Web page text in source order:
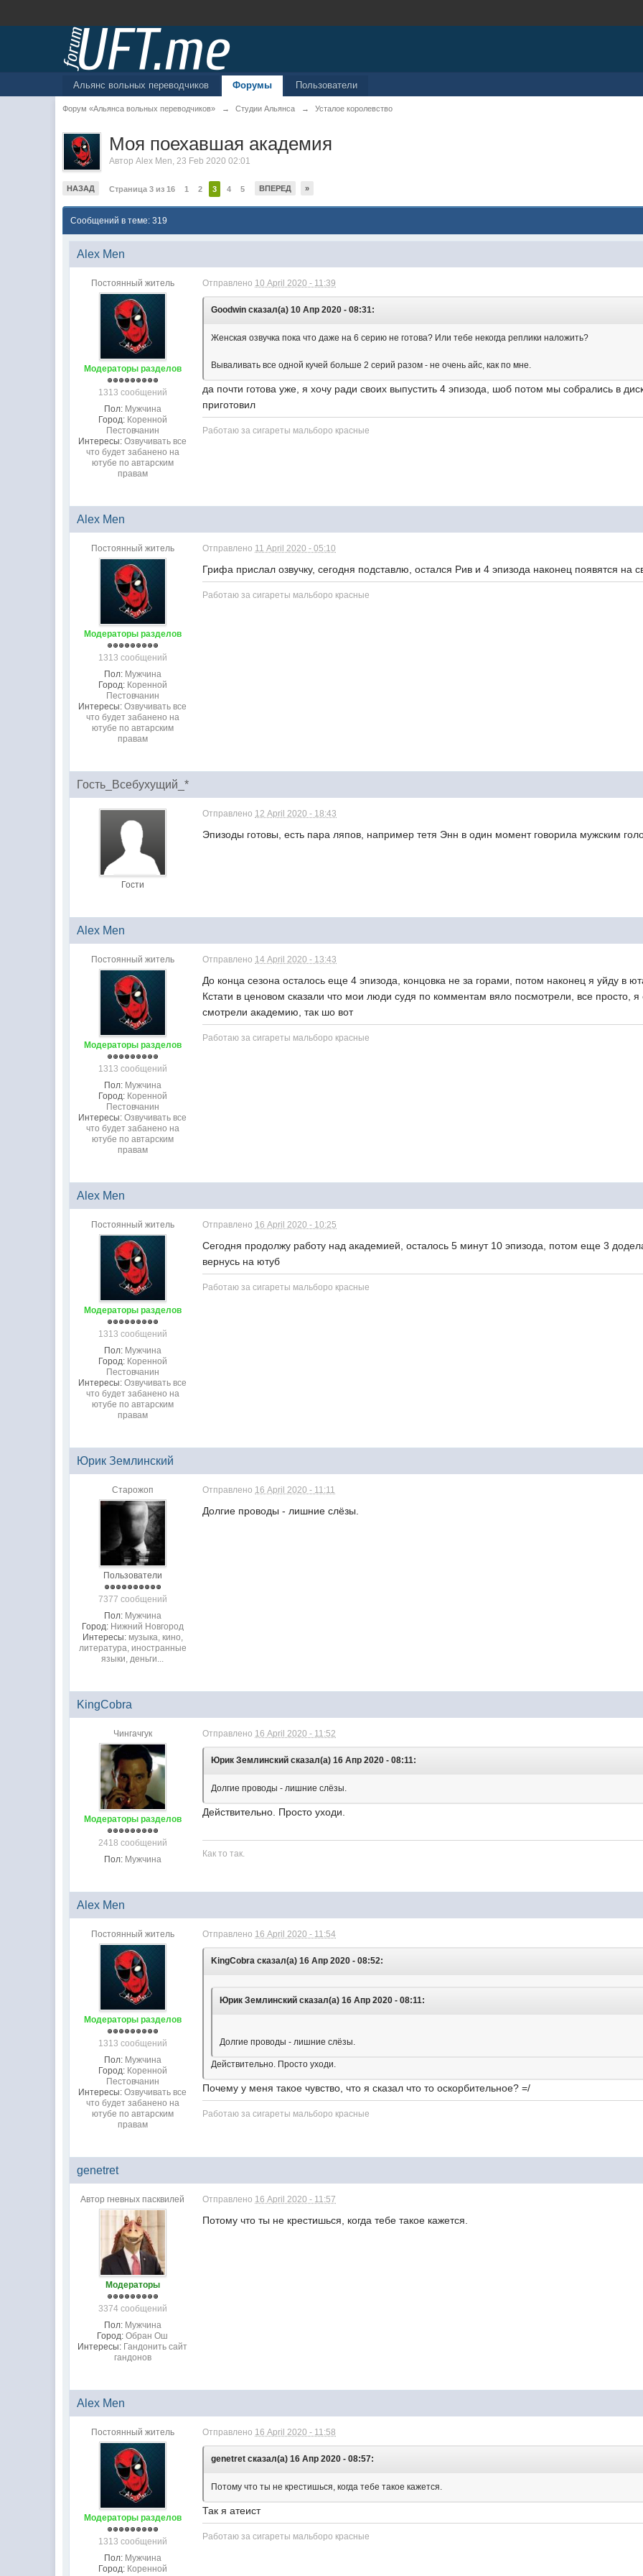
Альянс вольных переводчиков Форумы Пользователи
Форум «Альянса вольных переводчиков» → Студии Альянса → Усталое королевство
Моя поехавшая академия
АвторAlex Men,23 Feb 2020 02:01
НАЗАД Страница 3 из 16 1 2 3 4 5 ВПЕРЕД »
Сообщений в теме: 319
Alex Men
Постоянный житель
Модераторы разделов
1313 сообщений
Пол: Мужчина
Город: Коренной
Пестовчанин
Интересы: Озвучивать все
что будет забанено на
ютубе по автарским
правам
Отправлено 10 April 2020 - 11:39
Goodwin сказал(а) 10 Апр 2020 - 08:31:
Женская озвучка пока что даже на 6 серию не готова? Или тебе некогда реплики наложить?
Вываливать все одной кучей больше 2 серий разом - не очень айс, как по мне.
да почти готова уже, я хочу ради своих выпустить 4 эпизода, шоб потом мы собрались в
приготовил
Работаю за сигареты мальборо красные
Alex Men
Постоянный житель
Модераторы разделов
1313 сообщений
Пол: Мужчина
Город: Коренной
Пестовчанин
Интересы: Озвучивать все
что будет забанено на
ютубе по автарским
правам
Отправлено 11 April 2020 - 05:10
Грифа прислал озвучку, сегодня подставлю, остался Рив и 4 эпизода наконец появятся на
Работаю за сигареты мальборо красные
Гость_Всебухущий_*
Гости
Отправлено 12 April 2020 - 18:43
Эпизоды готовы, есть пара ляпов, например тетя Энн в один момент говорила мужским
Alex Men
Постоянный житель
Модераторы разделов
1313 сообщений
Пол: Мужчина
Город: Коренной
Пестовчанин
Интересы: Озвучивать все
что будет забанено на
ютубе по автарским
правам
Отправлено 14 April 2020 - 13:43
До конца сезона осталось еще 4 эпизода, концовка не за горами, потом наконец я уйду в
Кстати в ценовом сказали что мои люди судя по комментам вяло посмотрели, все просто,
смотрели академию, так шо вот
Работаю за сигареты мальборо красные
Alex Men
Постоянный житель
Модераторы разделов
1313 сообщений
Пол: Мужчина
Город: Коренной
Пестовчанин
Интересы: Озвучивать все
что будет забанено на
ютубе по автарским
правам
Отправлено 16 April 2020 - 10:25
Сегодня продолжу работу над академией, осталось 5 минут 10 эпизода, потом еще 3
вернусь на ютуб
Работаю за сигареты мальборо красные
Юрик Землинский
Старожоп
Пользователи
7377 сообщений
Пол: Мужчина
Город: Нижний Новгород
Интересы: музыка, кино,
литература, иностранные
языки, деньги...
Отправлено 16 April 2020 - 11:11
Долгие проводы - лишние слёзы.
KingCobra
Чингачгук
Модераторы разделов
2418 сообщений
Пол: Мужчина
Отправлено 16 April 2020 - 11:52
Юрик Землинский сказал(а) 16 Апр 2020 - 08:11:
Долгие проводы - лишние слёзы.
Действительно. Просто уходи.
Как то так.
Alex Men
Постоянный житель
Модераторы разделов
1313 сообщений
Пол: Мужчина
Город: Коренной
Пестовчанин
Интересы: Озвучивать все
что будет забанено на
ютубе по автарским
правам
Отправлено 16 April 2020 - 11:54
KingCobra сказал(а) 16 Апр 2020 - 08:52:
Юрик Землинский сказал(а) 16 Апр 2020 - 08:11:
Долгие проводы - лишние слёзы.
Действительно. Просто уходи.
Почему у меня такое чувство, что я сказал что то оскорбительное? =/
Работаю за сигареты мальборо красные
genetret
Автор гневных пасквилей
Модераторы
3374 сообщений
Пол: Мужчина
Город: Обран Ош
Интересы: Гандонить сайт
гандонов
Отправлено 16 April 2020 - 11:57
Потому что ты не крестишься, когда тебе такое кажется.
Alex Men
Постоянный житель
Модераторы разделов
1313 сообщений
Пол: Мужчина
Город: Коренной
Отправлено 16 April 2020 - 11:58
genetret сказал(а) 16 Апр 2020 - 08:57:
Потому что ты не крестишься, когда тебе такое кажется.
Так я атеист
Работаю за сигареты мальборо красные